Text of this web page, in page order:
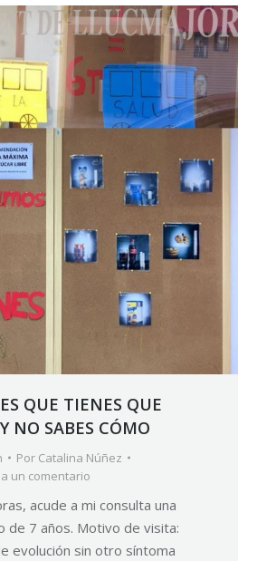
QUE TIENES QUE
NO SABES CÓMO
Por Catalina Núñez
un comentario
acude a mi consulta una
de 7 años. Motivo de visita:
evolución sin otro síntoma